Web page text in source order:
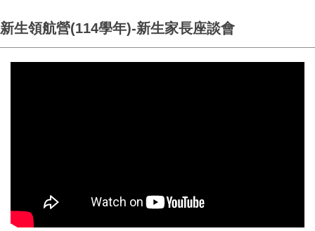
新生領航營(114學年)-新生家長座談會